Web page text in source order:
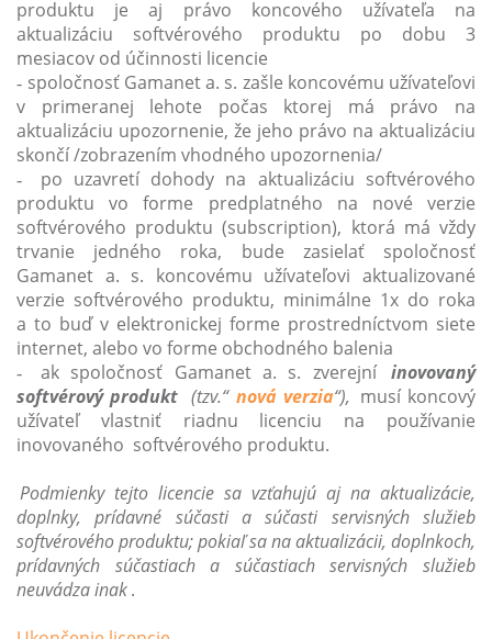
produktu je aj právo koncového užívateľa na
aktualizáciu softvérového produktu po dobu 3
mesiacov od účinnosti licencie
- spoločnosť Gamanet a. s. zašle koncovému užívateľovi
v primeranej lehote počas ktorej má právo na
aktualizáciu upozornenie, že jeho právo na aktualizáciu
skončí /zobrazením vhodného upozornenia/
-
po uzavretí dohody na aktualizáciu softvérového
produktu vo forme predplatného na nové verzie
softvérového produktu (subscription), ktorá má vždy
trvanie jedného roka, bude zasielať spoločnosť
Gamanet a. s. koncovému užívateľovi aktualizované
verzie softvérového produktu, minimálne 1x do roka
a to buď v elektronickej forme prostredníctvom siete
internet, alebo vo forme obchodného balenia
- ak spoločnosť Gamanet a. s. zverejní inovovaný
softvérový produkt (tzv.“ nová verzia“), musí koncový
užívateľ vlastniť riadnu licenciu na používanie
inovovaného softvérového produktu.
Podmienky tejto licencie sa vzťahujú aj na aktualizácie,
doplnky, prídavné súčasti a súčasti servisných služieb
softvérového produktu; pokiaľ sa na aktualizácii, doplnkoch,
prídavných súčastiach a súčastiach servisných služieb
neuvádza inak.